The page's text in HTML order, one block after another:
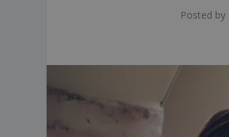
Posted by